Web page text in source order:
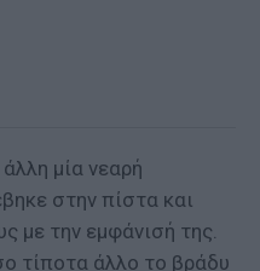
μία νεαρή
στην πίστα και
με την εμφάνισή της.
τίποτα άλλο το βράδυ